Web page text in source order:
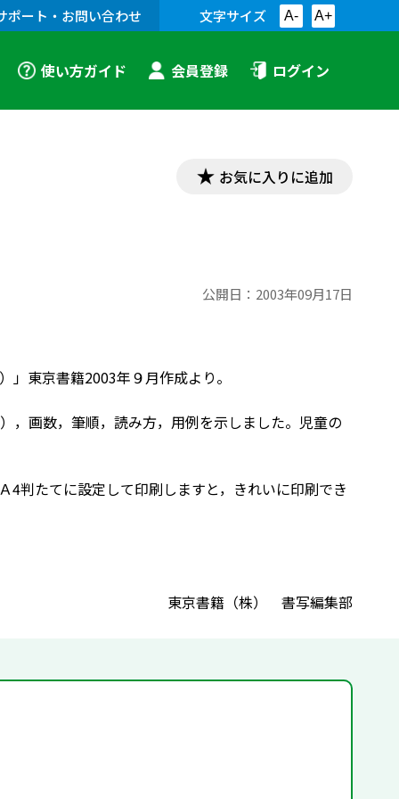
ポート・お問い合わせ 文字サイズ A- A+
使い方ガイド 会員登録 ログイン
お気に入りに追加
公開日： 2003年09月17日
東京書籍2003年９月作成より。
，画数，筆順，読み方，用例を示しました。児童の
4判たてに設定して印刷しますと，きれいに印刷でき
東京書籍（株） 書写編集部